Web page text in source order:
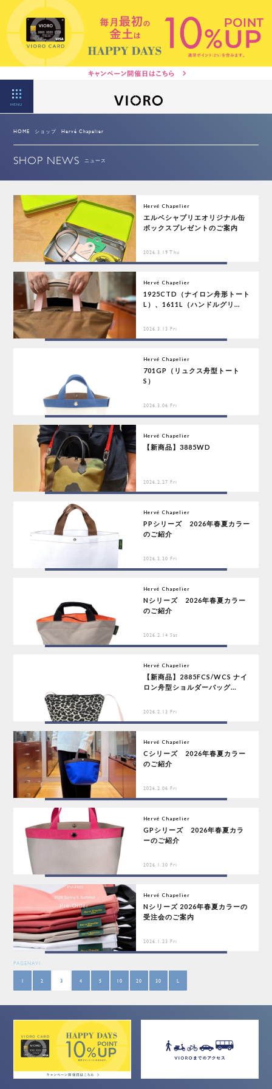
MENU
HOME ショップ Hervé Chapelier
SHOP NEWS ニュース
Hervé Chapelier
エルベシャプリエオリジナル缶
ボックスプレゼントのご案内
2026.3.19 Thu
Hervé Chapelier
1925CTD（ナイロン舟形トート
L）、1611L（ハンドルグリ...
2026.3.13 Fri
Hervé Chapelier
701GP（リュクス舟型トート
S）
2026.3.06 Fri
Hervé Chapelier
【新商品】3885WD
2026.2.27 Fri
Hervé Chapelier
PPシリーズ 2026年春夏カラー
のご紹介
2026.2.20 Fri
Hervé Chapelier
Nシリーズ 2026年春夏カラー
のご紹介
2026.2.14 Sat
Hervé Chapelier
【新商品】2885FCS/WCS ナイ
ロン舟型ショルダーバッグ...
2026.2.13 Fri
Hervé Chapelier
Cシリーズ 2026年春夏カラー
のご紹介
2026.2.06 Fri
Hervé Chapelier
GPシリーズ 2026年春夏カラ
ーのご紹介
2026.1.30 Fri
Hervé Chapelier
Nシリーズ 2026年春夏カラーの
受注会のご案内
2026.1.23 Fri
PAGENAVI
1 2 3 4 5 10 20 30 L